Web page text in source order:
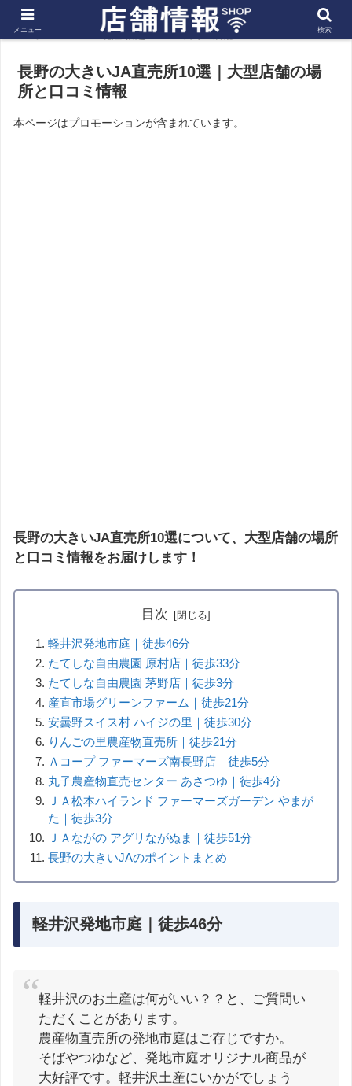
ホーム 北陸 信越 長野の店舗
長野の大きいJA直売所10選｜大型店舗の場
所と口コミ情報
本ページはプロモーションが含まれています。
長野の大きいJA直売所10選について、大型店舗の場所
と口コミ情報をお届けします！
目次
軽井沢発地市庭｜徒歩46分
たてしな自由農園 原村店｜徒歩33分
たてしな自由農園 茅野店｜徒歩3分
産直市場グリーンファーム｜徒歩21分
安曇野スイス村 ハイジの里｜徒歩30分
りんごの里農産物直売所｜徒歩21分
Ａコープ ファーマーズ南長野店｜徒歩5分
丸子農産物直売センター あさつゆ｜徒歩4分
ＪＡ松本ハイランド ファーマーズガーデン やまが
た｜徒歩3分
ＪＡながの アグリながぬま｜徒歩51分
長野の大きいJAのポイントまとめ
軽井沢発地市庭｜徒歩46分
軽井沢のお土産は何がいい？？と、ご質問い
ただくことがあります。
農産物直売所の発地市庭はご存じですか。
そばやつゆなど、発地市庭オリジナル商品が
大好評です。軽井沢土産にいかがでしょう
メニュー 検索